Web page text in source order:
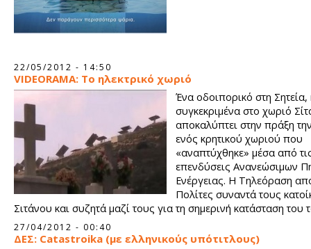
22/05/2012 - 14:50
VIDEORAMA: Το ηλεκτρικό χωριό
Ένα οδοιπορικό στη Σητεία,
συγκεκριμένα στο χωριό
αποκαλύπτει στην πράξη
ενός κρητικού χωριού που
«αναπτύχθηκε» μέσα από
επενδύσεις Ανανεώσιμων
Ενέργειας. Η Τηλεόραση
Πολίτες συναντά τους
Σιτάνου και συζητά μαζί τους για τη σημερινή κατάσταση του
27/04/2012 - 00:40
ΔΕΣ: Catastroika (με ελληνικούς υπότιτλους)